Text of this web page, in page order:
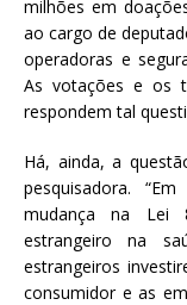
milhões em
ao cargo de
operadoras e
As votações e os
respondem tal
Há, ainda, a
pesquisadora.
mudança na Lei
estrangeiro na
estrangeiros
consumidor e as